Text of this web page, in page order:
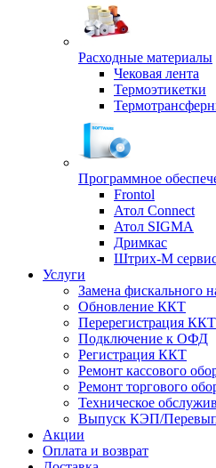
Расходные материалы
Чековая лента
Термоэтикетки
Программное
Frontol
Атол Connect
Атол SIGMA
Дримкас
Штрих-М
Услуги
Замена фискального
Обновление ККТ
Перерегистрация ККТ
Подключение к ОФД
Регистрация ККТ
Ремонт кассового
Ремонт торгового
Техническое
Выпуск КЭП/
Акции
Оплата и возврат